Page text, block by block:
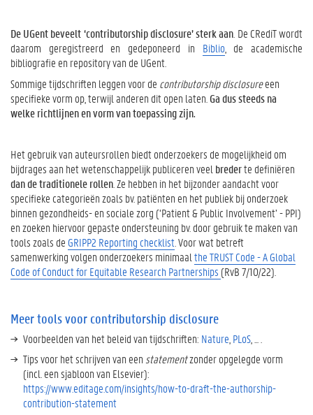
v
o
o
r
c
o
r
i
b
u
o
r
s
h
i
d
s
c
l
o
s
De UGent beveelt ‘contributorship disclosure’ sterk aan . De CRediT wordt
daarom geregistreerd en gedeponeerd in Biblio, de academische
bibliografie en repository van de UGent.
Sommige tijdschriften leggen voor de contributorship disclosureeen
specifieke vorm op, terwijl anderen dit open laten. Ga dus steeds na
welke richtlijnen en vorm van toepassing zijn.
Het gebruik van auteursrollen biedt onderzoekers de mogelijkheid om
bijdrages aan het wetenschappelijk publiceren veel brederte definiëren
dan de traditionele rollen . Ze hebben in het bijzonder aandacht voor
specifieke categorieën zoals bv. patiënten en het publiek bij onderzoek
binnen gezondheids- en sociale zorg (‘Patient & Public Involvement’ - PPI)
en zoeken hiervoor gepaste ondersteuning bv. door gebruik te maken van
tools zoals de GRIPP2 Reporting checklist . Voor wat betreft
samenwerkingvolgen onderzoekers minimaalthe TRUST Code - A Global
Code of Conduct for Equitable Research Partnerships (RvB 7/10/22).
Meer tools voor contributorship disclosure
Voorbeelden van het beleid van tijdschriften: Nature PLoS
Tips voor het schrijven van een statementzonder opgelegde vorm
(incl. een sjabloon van Elsevier):
https://www.editage.com/insights/how-to-draft-the-authorship-
contribution-statement